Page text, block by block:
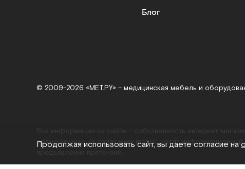
Блог
© 2009-2026 «МЕТ.РУ» – медицинская мебель и
Вся информация на сайте – собственность интернет-
размещенные на сайтеwww.met.ru , носят информационный
Продолжая использовать сайт, вы даете согласие на